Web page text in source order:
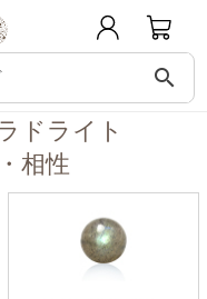
search
イトと相性の良い石 テクタ
ドライト
相性